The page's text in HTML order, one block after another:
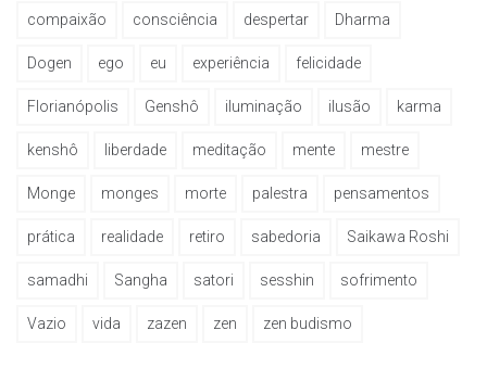
compaixão consciência despertar Dharma
Dogen ego eu experiência felicidade
Florianópolis Genshô iluminação ilusão karma
kenshô liberdade meditação mente mestre
Monge monges morte palestra pensamentos
prática realidade retiro sabedoria Saikawa Roshi
samadhi Sangha satori sesshin sofrimento
Vazio vida zazen zen zen budismo